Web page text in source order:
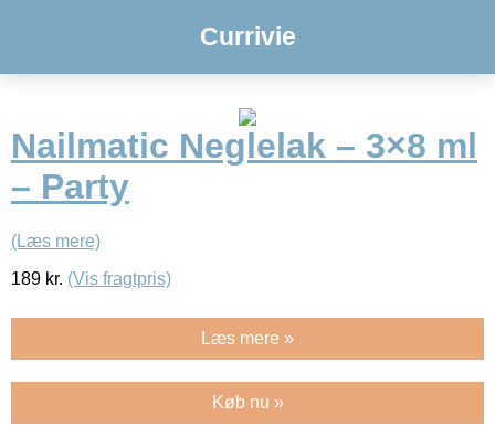
Currivie
Nailmatic Neglelak – 3×8 ml
– Party
(Læs mere)
189 kr. (Vis fragtpris)
Læs mere »
Køb nu »